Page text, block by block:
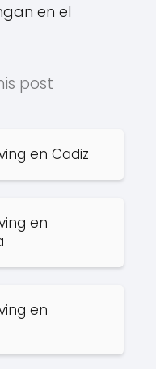
en el
post
en Cadiz
en
en